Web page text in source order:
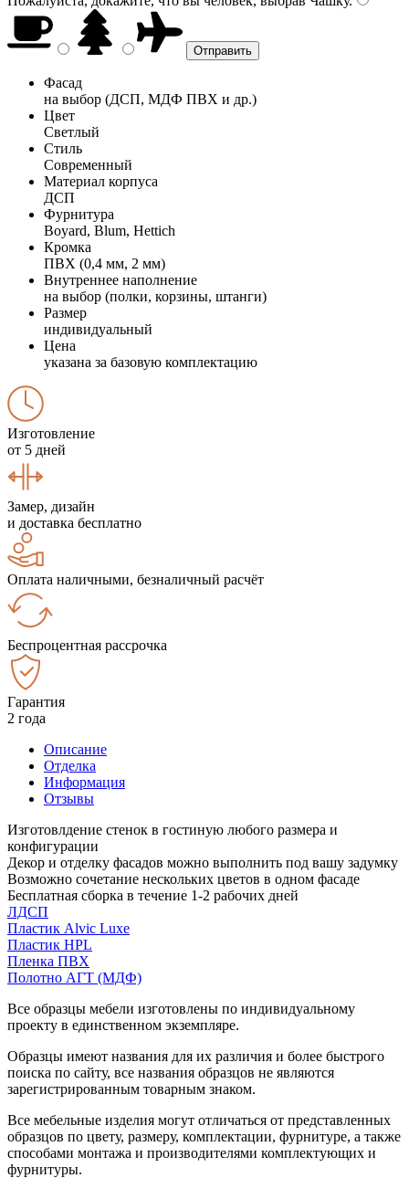
Фасад
на выбор (ДСП, МДФ ПВХ и др.)
Цвет
Светлый
Стиль
Современный
Материал корпуса
ДСП
Фурнитура
Boyard, Blum, Hettich
Кромка
ПВХ (0,4 мм, 2 мм)
Внутреннее наполнение
на выбор (полки, корзины, штанги)
Размер
индивидуальный
Цена
указана за базовую комплектацию
Изготовление
от 5 дней
Замер, дизайн
и доставка бесплатно
Оплата наличными, безналичный расчёт
Беспроцентная рассрочка
Гарантия
2 года
Описание
Отделка
Информация
Отзывы
Изготовлдение стенок в гостиную любого размера и
конфигурации
Декор и отделку фасадов можно выполнить под вашу задумку
Возможно сочетание нескольких цветов в одном фасаде
Бесплатная сборка в течение 1-2 рабочих дней
ЛДСП
Пластик Alvic Luxe
Пластик HPL
Пленка ПВХ
Полотно АГТ (МДФ)
Все образцы мебели изготовлены по индивидуальному
проекту в единственном экземпляре.
Образцы имеют названия для их различия и более быстрого
поиска по сайту, все названия образцов не являются
зарегистрированным товарным знаком.
Все мебельные изделия могут отличаться от представленных
образцов по цвету, размеру, комплектации, фурнитуре, а также
способами монтажа и производителями комплектующих и
фурнитуры.